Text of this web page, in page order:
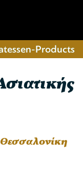
Products